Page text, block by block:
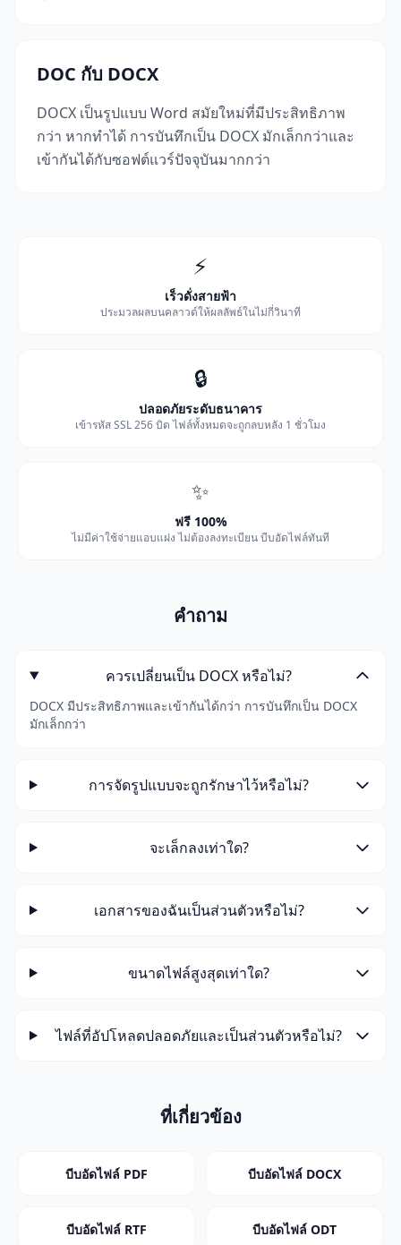
DOC กับ DOCX
DOCX เป็นรูปแบบ Word สมัยใหม่ที่มีประสิทธิภาพ
กว่า หากทำได้ การบันทึกเป็น DOCX มักเล็กกว่าและ
เข้ากันได้กับซอฟต์แวร์ปัจจุบันมากกว่า
⚡
เร็วดั่งสายฟ้า
ประมวลผลบนคลาวด์ให้ผลลัพธ์ในไม่กี่วินาที
🔒
ปลอดภัยระดับธนาคาร
เข้ารหัส SSL 256 บิต ไฟล์ทั้งหมดจะถูกลบหลัง 1 ชั่วโมง
✨
ฟรี 100%
ไม่มีค่าใช้จ่ายแอบแฝง ไม่ต้องลงทะเบียน บีบอัดไฟล์ทันที
คำถาม
ควรเปลี่ยนเป็น DOCX หรือไม่?
DOCX มีประสิทธิภาพและเข้ากันได้กว่า การบันทึกเป็น DOCX
มักเล็กกว่า
การจัดรูปแบบจะถูกรักษาไว้หรือไม่?
จะเล็กลงเท่าใด?
เอกสารของฉันเป็นส่วนตัวหรือไม่?
ขนาดไฟล์สูงสุดเท่าใด?
ไฟล์ที่อัปโหลดปลอดภัยและเป็นส่วนตัวหรือไม่?
ที่เกี่ยวข้อง
บีบอัดไฟล์ PDF บีบอัดไฟล์ DOCX
บีบอัดไฟล์ RTF บีบอัดไฟล์ ODT